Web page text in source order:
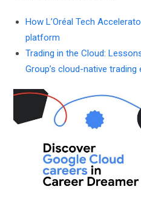
How L’Oréal Tech
platform
Trading in the Cloud:
Group’s cloud-native trading